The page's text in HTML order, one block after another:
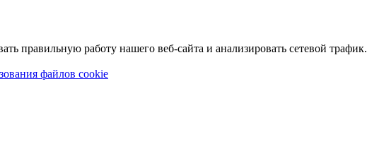
правильную работу нашего веб-сайта и анализировать сетевой трафик.
файлов cookie